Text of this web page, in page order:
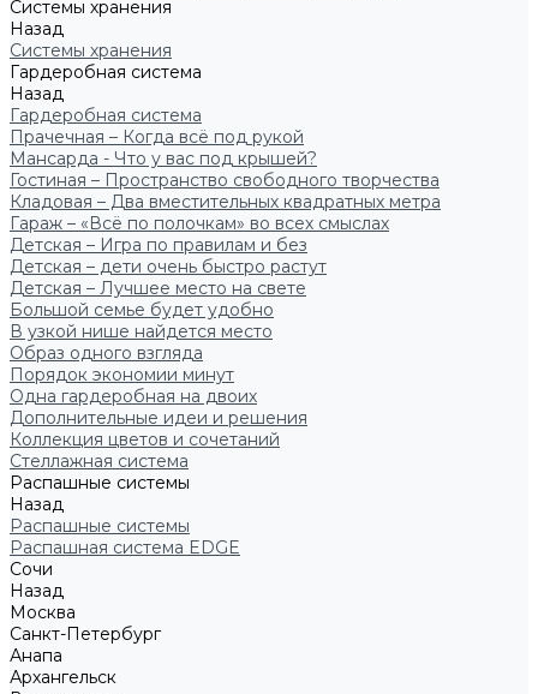
Системы хранения
Назад
Системы хранения
Гардеробная система
Назад
Гардеробная система
Прачечная – Когда всё под рукой
Мансарда - Что у вас под крышей?
Гостиная – Пространство свободного творчества
Кладовая – Два вместительных квадратных метра
Гараж – «Всё по полочкам» во всех смыслах
Детская – Игра по правилам и без
Детская – дети очень быстро растут
Детская – Лучшее место на свете
Большой семье будет удобно
В узкой нише найдется место
Образ одного взгляда
Порядок экономии минут
Одна гардеробная на двоих
Дополнительные идеи и решения
Коллекция цветов и сочетаний
Стеллажная система
Распашные системы
Назад
Распашные системы
Распашная система EDGE
Сочи
Назад
Москва
Санкт-Петербург
Анапа
Архангельск